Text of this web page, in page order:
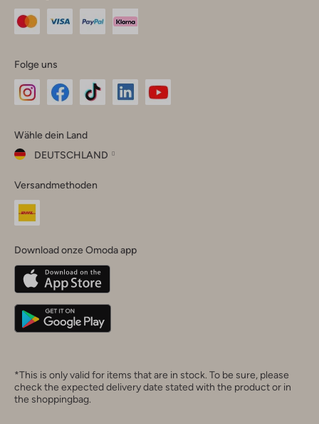
Folge uns
Instagram
Facebook
TikTok
Wähle dein Land
DEUTSCHLAND
dein
Land
Belgique(Français)
Deutschland
Versandmethoden
Download onze Omoda app
*This is only valid for items that are in stock. To be sure, please
check the expected delivery date stated with the product or in
the shoppingbag.